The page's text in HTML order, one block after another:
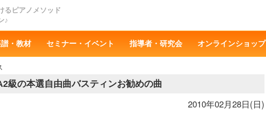
るピアノメソッド
♪
・教材 セミナー・イベント 指導者・研究会 オンラインショップ
級の本選自由曲バスティンお勧めの曲
2010年02月28日(日)